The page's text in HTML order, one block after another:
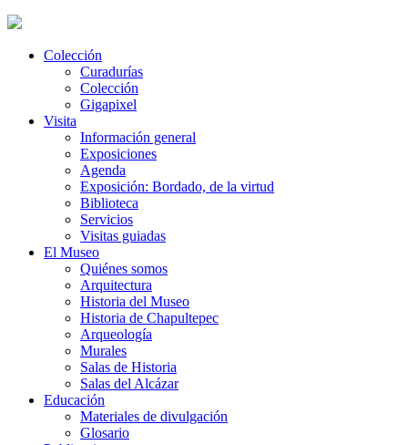
Colección
Curadurías
Colección
Gigapixel
Visita
Información general
Exposiciones
Agenda
Exposición: Bordado, de la virtud
Biblioteca
Servicios
Visitas guiadas
El Museo
Quiénes somos
Arquitectura
Historia del Museo
Historia de Chapultepec
Arqueología
Murales
Salas de Historia
Salas del Alcázar
Educación
Materiales de divulgación
Glosario